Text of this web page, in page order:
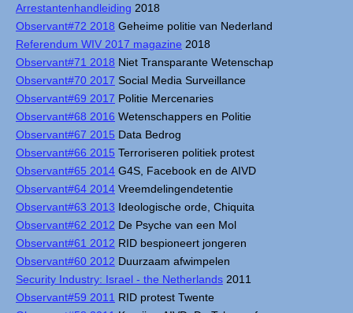
Arrestantenhandleiding 2018
Observant#72 2018 Geheime politie van Nederland
Referendum WIV 2017 magazine 2018
Observant#71 2018 Niet Transparante Wetenschap
Observant#70 2017 Social Media Surveillance
Observant#69 2017 Politie Mercenaries
Observant#68 2016 Wetenschappers en Politie
Observant#67 2015 Data Bedrog
Observant#66 2015 Terroriseren politiek protest
Observant#65 2014 G4S, Facebook en de AIVD
Observant#64 2014 Vreemdelingendetentie
Observant#63 2013 Ideologische orde, Chiquita
Observant#62 2012 De Psyche van een Mol
Observant#61 2012 RID bespioneert jongeren
Observant#60 2012 Duurzaam afwimpelen
Security Industry: Israel - the Netherlands 2011
Observant#59 2011 RID protest Twente